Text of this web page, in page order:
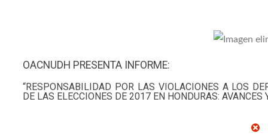
OACNUDH PRESENTA INFORME:
“RESPONSABILIDAD POR LAS VIOLACIONES A LOS
DE LAS ELECCIONES DE 2017 EN HONDURAS: AVANCES